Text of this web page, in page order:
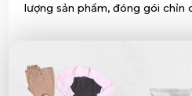
lượng sản phẩm, đóng gói chỉn